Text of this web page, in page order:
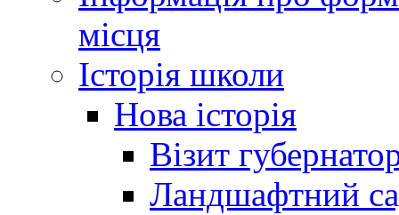
місця
Історія школи
Нова історія
Візит
Ландшафтний